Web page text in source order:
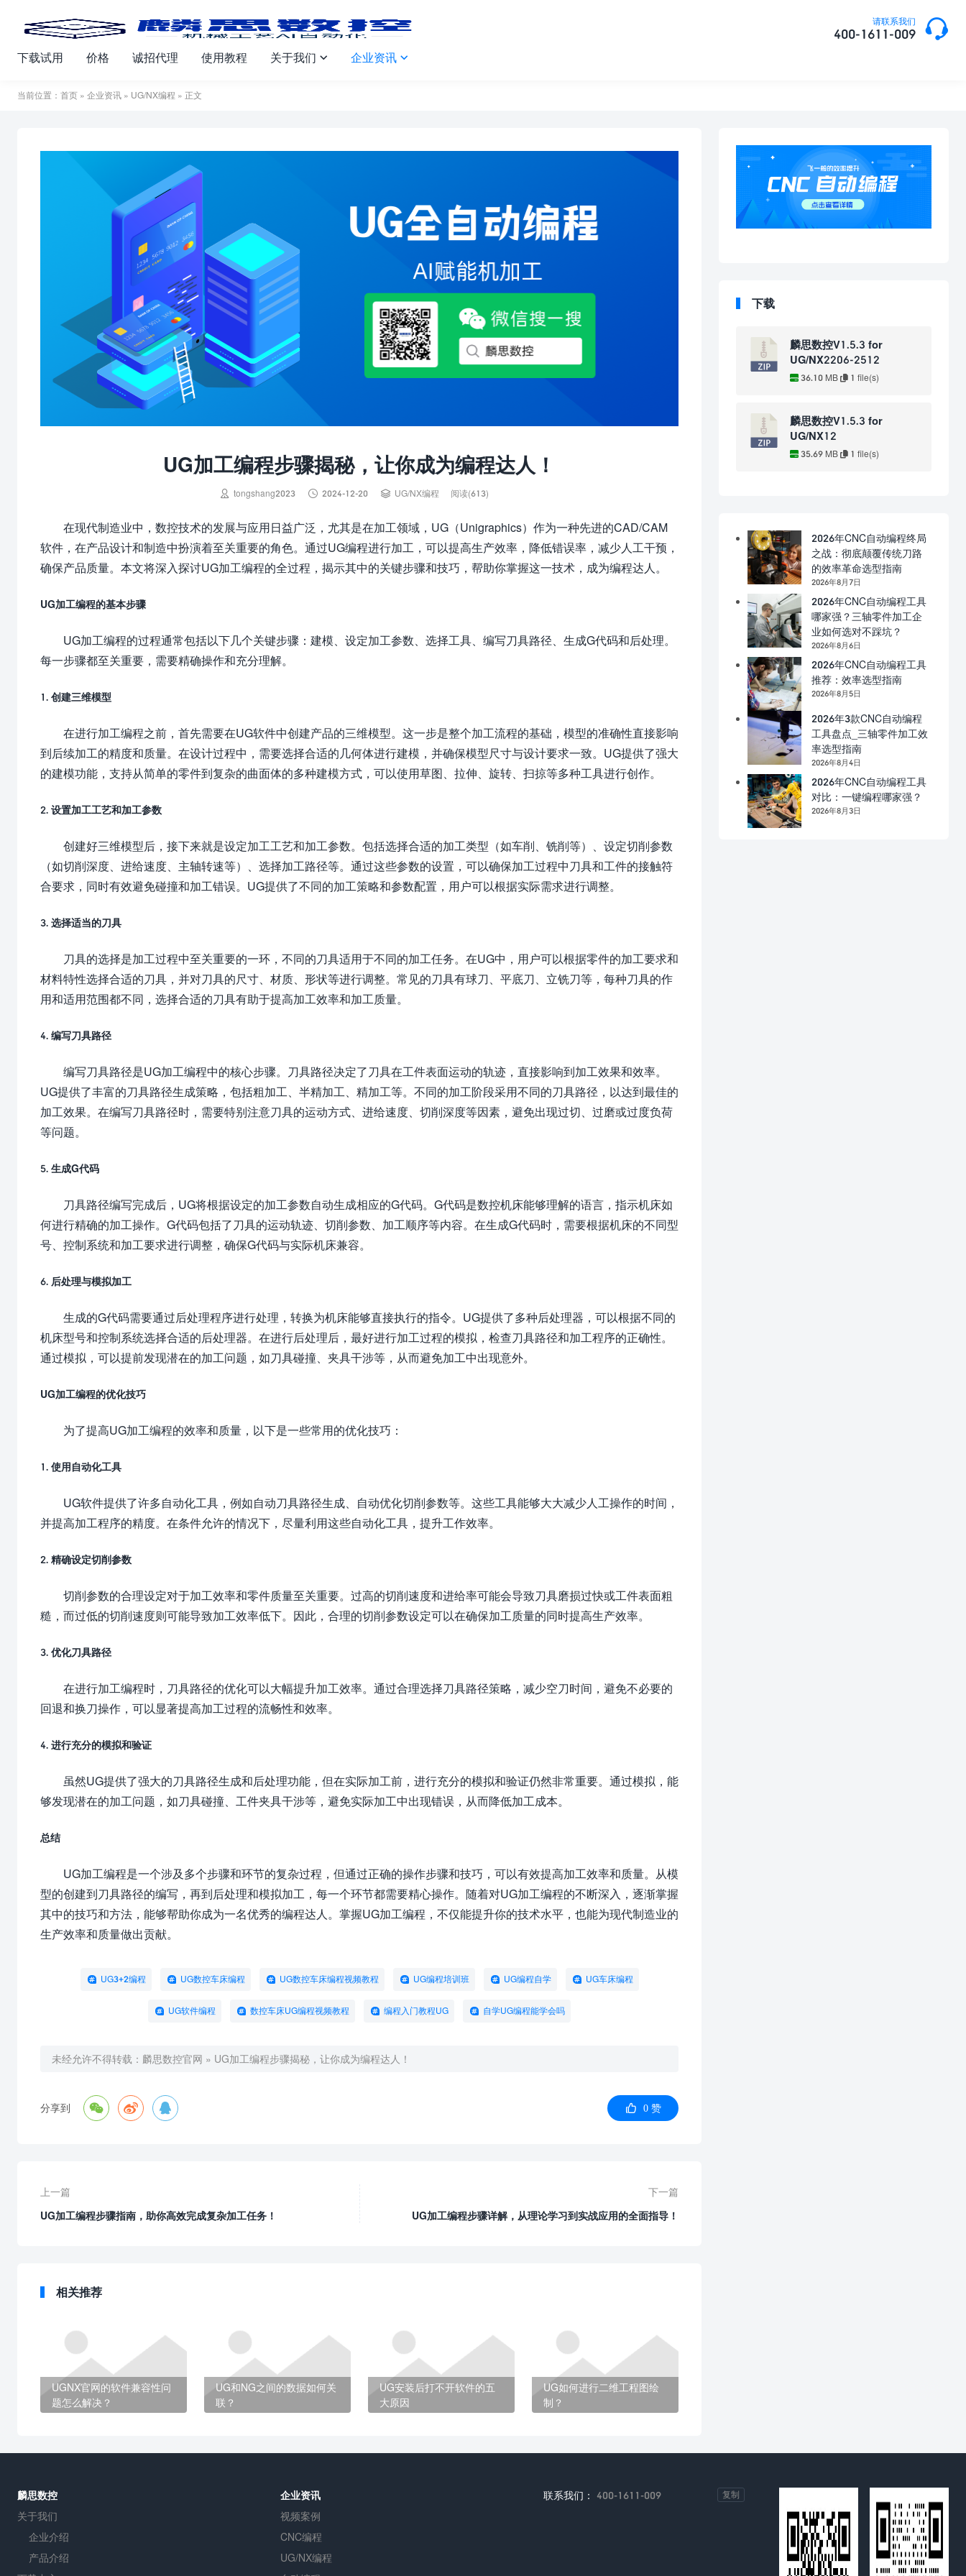
请联系我们
400-1611-009 
下载试用 价格 诚招代理 使用教程 关于我们  企业资讯 
当前位置： 首页 » 企业资讯 » UG/NX编程 » 正文
UG加工编程步骤揭秘，让你成为编程达人！
 tongshang2023  2024-12-20  UG/NX编程 阅读(613)
在现代制造业中，数控技术的发展与应用日益广泛，尤其是在加工领域，UG（Unigraphics）作为一种先进的CAD/CAM
软件，在产品设计和制造中扮演着至关重要的角色。通过UG编程进行加工，可以提高生产效率，降低错误率，减少人工干预，
确保产品质量。本文将深入探讨UG加工编程的全过程，揭示其中的关键步骤和技巧，帮助你掌握这一技术，成为编程达人。
UG加工编程的基本步骤
UG加工编程的过程通常包括以下几个关键步骤：建模、设定加工参数、选择工具、编写刀具路径、生成G代码和后处理。
每一步骤都至关重要，需要精确操作和充分理解。
1. 创建三维模型
在进行加工编程之前，首先需要在UG软件中创建产品的三维模型。这一步是整个加工流程的基础，模型的准确性直接影响
到后续加工的精度和质量。在设计过程中，需要选择合适的几何体进行建模，并确保模型尺寸与设计要求一致。UG提供了强大
的建模功能，支持从简单的零件到复杂的曲面体的多种建模方式，可以使用草图、拉伸、旋转、扫掠等多种工具进行创作。
2. 设置加工工艺和加工参数
创建好三维模型后，接下来就是设定加工工艺和加工参数。包括选择合适的加工类型（如车削、铣削等）、设定切削参数
（如切削深度、进给速度、主轴转速等）、选择加工路径等。通过这些参数的设置，可以确保加工过程中刀具和工件的接触符
合要求，同时有效避免碰撞和加工错误。UG提供了不同的加工策略和参数配置，用户可以根据实际需求进行调整。
3. 选择适当的刀具
刀具的选择是加工过程中至关重要的一环，不同的刀具适用于不同的加工任务。在UG中，用户可以根据零件的加工要求和
材料特性选择合适的刀具，并对刀具的尺寸、材质、形状等进行调整。常见的刀具有球刀、平底刀、立铣刀等，每种刀具的作
用和适用范围都不同，选择合适的刀具有助于提高加工效率和加工质量。
4. 编写刀具路径
编写刀具路径是UG加工编程中的核心步骤。刀具路径决定了刀具在工件表面运动的轨迹，直接影响到加工效果和效率。
UG提供了丰富的刀具路径生成策略，包括粗加工、半精加工、精加工等。不同的加工阶段采用不同的刀具路径，以达到最佳的
加工效果。在编写刀具路径时，需要特别注意刀具的运动方式、进给速度、切削深度等因素，避免出现过切、过磨或过度负荷
等问题。
5. 生成G代码
刀具路径编写完成后，UG将根据设定的加工参数自动生成相应的G代码。G代码是数控机床能够理解的语言，指示机床如
何进行精确的加工操作。G代码包括了刀具的运动轨迹、切削参数、加工顺序等内容。在生成G代码时，需要根据机床的不同型
号、控制系统和加工要求进行调整，确保G代码与实际机床兼容。
6. 后处理与模拟加工
生成的G代码需要通过后处理程序进行处理，转换为机床能够直接执行的指令。UG提供了多种后处理器，可以根据不同的
机床型号和控制系统选择合适的后处理器。在进行后处理后，最好进行加工过程的模拟，检查刀具路径和加工程序的正确性。
通过模拟，可以提前发现潜在的加工问题，如刀具碰撞、夹具干涉等，从而避免加工中出现意外。
UG加工编程的优化技巧
为了提高UG加工编程的效率和质量，以下是一些常用的优化技巧：
1. 使用自动化工具
UG软件提供了许多自动化工具，例如自动刀具路径生成、自动优化切削参数等。这些工具能够大大减少人工操作的时间，
并提高加工程序的精度。在条件允许的情况下，尽量利用这些自动化工具，提升工作效率。
2. 精确设定切削参数
切削参数的合理设定对于加工效率和零件质量至关重要。过高的切削速度和进给率可能会导致刀具磨损过快或工件表面粗
糙，而过低的切削速度则可能导致加工效率低下。因此，合理的切削参数设定可以在确保加工质量的同时提高生产效率。
3. 优化刀具路径
在进行加工编程时，刀具路径的优化可以大幅提升加工效率。通过合理选择刀具路径策略，减少空刀时间，避免不必要的
回退和换刀操作，可以显著提高加工过程的流畅性和效率。
4. 进行充分的模拟和验证
虽然UG提供了强大的刀具路径生成和后处理功能，但在实际加工前，进行充分的模拟和验证仍然非常重要。通过模拟，能
够发现潜在的加工问题，如刀具碰撞、工件夹具干涉等，避免实际加工中出现错误，从而降低加工成本。
总结
UG加工编程是一个涉及多个步骤和环节的复杂过程，但通过正确的操作步骤和技巧，可以有效提高加工效率和质量。从模
型的创建到刀具路径的编写，再到后处理和模拟加工，每一个环节都需要精心操作。随着对UG加工编程的不断深入，逐渐掌握
其中的技巧和方法，能够帮助你成为一名优秀的编程达人。掌握UG加工编程，不仅能提升你的技术水平，也能为现代制造业的
生产效率和质量做出贡献。
UG3+2编程 UG数控车床编程 UG数控车床编程视频教程 UG编程培训班 UG编程自学 UG车床编程
UG软件编程 数控车床UG编程视频教程 编程入门教程UG 自学UG编程能学会吗
未经允许不得转载： 麟思数控官网 » UG加工编程步骤揭秘，让你成为编程达人！
分享到     0 赞
上一篇
UG加工编程步骤指南，助你高效完成复杂加工任务！
下一篇
UG加工编程步骤详解，从理论学习到实战应用的全面指导！
相关推荐
UGNX官网的软件兼容性问
题怎么解决？
UG和NG之间的数据如何关
联？
UG安装后打不开软件的五
大原因
UG如何进行二维工程图绘
制？
下载
麟思数控V1.5.3 for
UG/NX2206-2512
36.10 MB 1 file(s)
麟思数控V1.5.3 for
UG/NX12
35.69 MB 1 file(s)
2026年CNC自动编程终局
之战：彻底颠覆传统刀路
的效率革命选型指南
2026年8月7日
2026年CNC自动编程工具
哪家强？三轴零件加工企
业如何选对不踩坑？
2026年8月6日
2026年CNC自动编程工具
推荐：效率选型指南
2026年8月5日
2026年3款CNC自动编程
工具盘点_三轴零件加工效
率选型指南
2026年8月4日
2026年CNC自动编程工具
对比：一键编程哪家强？
2026年8月3日
麟思数控
关于我们
企业介绍
产品介绍
企业资讯
视频案例
CNC编程
UG/NX编程
联系我们： 400-1611-009 复制